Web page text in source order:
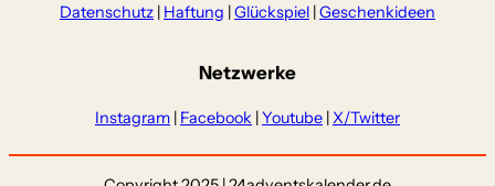
Datenschutz | Haftung |Glückspiel |Geschenkideen
Netzwerke
Instagram | Facebook |Youtube | X/Twitter